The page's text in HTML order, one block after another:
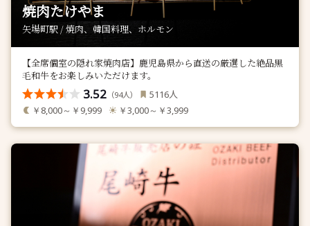
焼肉たけやま
矢場町駅 / 焼肉、韓国料理、ホルモン
【全席個室の隠れ家焼肉店】鹿児島県から直送の厳選した絶品黒
毛和牛をお楽しみいただけます。
3.52 （94人） 5116人
￥8,000～￥9,999 ￥3,000～￥3,999